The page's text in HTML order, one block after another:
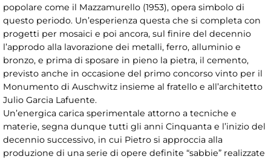
popolare come il Mazzamurello (1953), opera simbolo di
questo periodo. Un’esperienza questa che si completa con
progetti per mosaici e poi ancora, sul finire del decennio
l’approdo alla lavorazione dei metalli, ferro, alluminio e
bronzo, e prima di sposare in pieno la pietra, il cemento,
previsto anche in occasione del primo concorso vinto per il
Monumento di Auschwitz insieme al fratello e all’architetto
Julio Garcia Lafuente.
Un’energica carica sperimentale attorno a tecniche e
materie, segna dunque tutti gli anni Cinquanta e l’inizio del
decennio successivo, in cui Pietro si approccia alla
produzione di una serie di opere definite “sabbie” realizzate